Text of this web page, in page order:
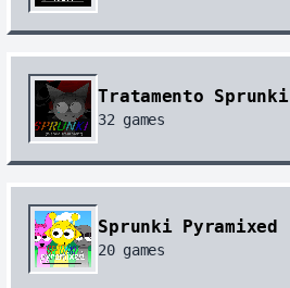
Tratamento Sprunki
32 games
Sprunki Pyramixed
20games